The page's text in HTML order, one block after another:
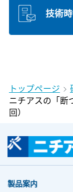
技術
トップページ
ニチアスの「断
回）
製品案内